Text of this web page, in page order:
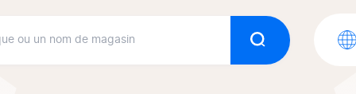
Rechercher